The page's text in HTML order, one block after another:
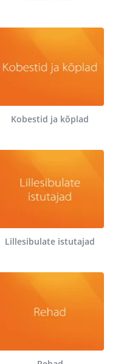
Kobestid ja kõplad
Lillesibulate istutajad